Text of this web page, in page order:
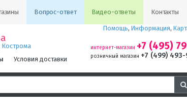
Вопрос-ответ Видео-ответы Контакты
Кострома
Условия доставки
Помощь, Информация,
интернет-магазин +7 (495)
розничный магазин +7 (499)